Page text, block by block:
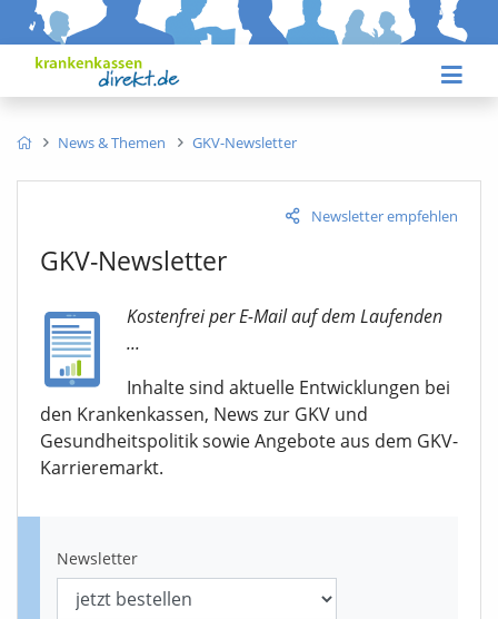
News & Themen GKV-Newsletter
Newsletter empfehlen
GKV-Newsletter
Kostenfrei per E-Mail auf dem Laufenden
...
Inhalte sind aktuelle Entwicklungen bei
den Krankenkassen, News zur GKV und
Gesundheitspolitik sowie Angebote aus dem GKV-
Karrieremarkt.
Newsletter